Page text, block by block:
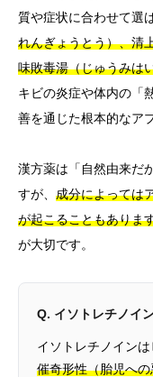
質や症状に合わせて選
れんぎょうとう）、清
味敗毒湯（じゅうみは
キビの炎症や体内の「
善を通じた根本的なア
漢方薬は「自然由来だ
すが、 成分によっては
が起こることもありま
が大切です。
Q. イソトレチノイ
イソトレチノインは
催奇形性（胎児へ